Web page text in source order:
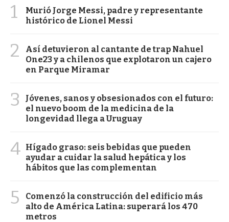
1
Murió Jorge Messi, padre y representante
histórico de Lionel Messi
2
Así detuvieron al cantante de trap Nahuel
One23 y a chilenos que explotaron un cajero
en Parque Miramar
3
Jóvenes, sanos y obsesionados con el futuro:
el nuevo boom de la medicina de la
longevidad llega a Uruguay
4 Hígado graso: seis bebidas que pueden
ayudar a cuidar la salud hepática y los
hábitos que las complementan
5
Comenzó la construcción del edificio más
alto de América Latina: superará los 470
metros